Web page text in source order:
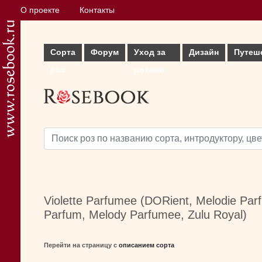
О проекте Контакты
Сорта
Форум
Уход за
Дизайн
Violette Parfumee (DORient, Melodie
Parfum, Melody Parfumee, Zulu Royal)
Перейти на страницу с описанием сорта